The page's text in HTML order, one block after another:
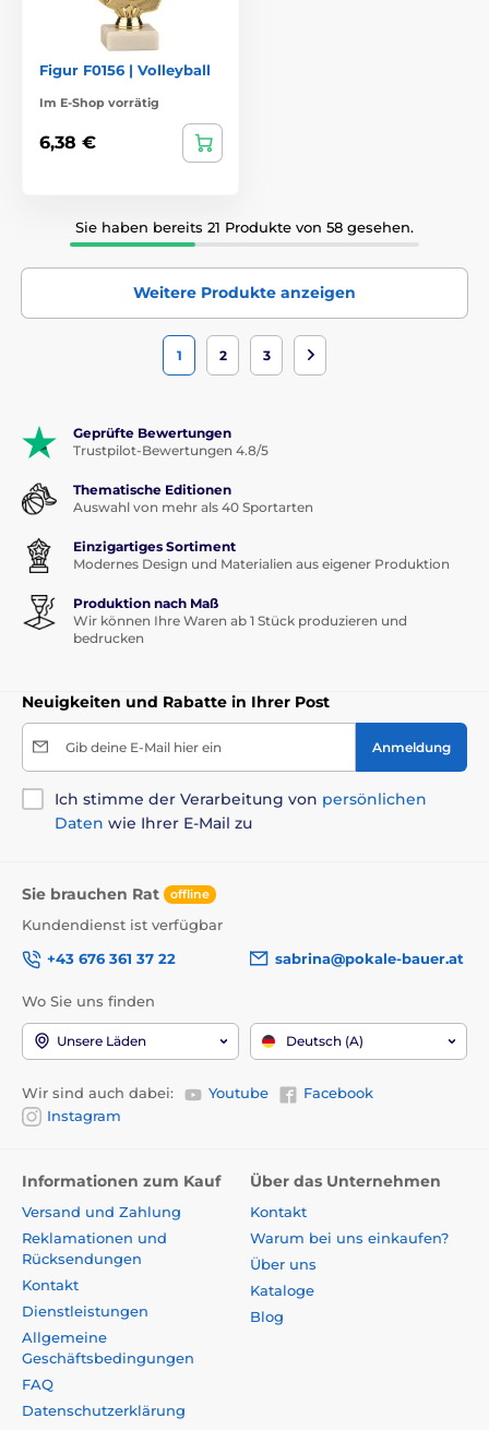
Figur F0156 | Volleyball
Im E-Shop vorrätig
6,38 €
Sie haben bereits 21 Produkte von 58 gesehen.
Weitere Produkte anzeigen
1 2 3
Geprüfte Bewertungen
Trustpilot-Bewertungen 4.8/5
Thematische Editionen
Auswahl von mehr als 40 Sportarten
Einzigartiges Sortiment
Modernes Design und Materialien aus eigener Produktion
Produktion nach Maß
Wir können Ihre Waren ab 1 Stück produzieren und
bedrucken
Neuigkeiten und Rabatte in Ihrer Post
Gib deine E-Mail hier ein Anmeldung
Ich stimme der Verarbeitung von persönlichen
Daten wie Ihrer E-Mail zu
Sie brauchen Rat offline
Kundendienst ist verfügbar
+43 676 361 37 22
sabrina@pokale-bauer.at
Wo Sie uns finden
Unsere Läden Deutsch (A)
Wir sind auch dabei: Youtube
Facebook
Instagram
Informationen zum Kauf
Versand und Zahlung
Reklamationen und
Rücksendungen
Kontakt
Dienstleistungen
Allgemeine
Geschäftsbedingungen
FAQ
Datenschutzerklärung
Über das Unternehmen
Kontakt
Warum bei uns einkaufen?
Über uns
Kataloge
Blog